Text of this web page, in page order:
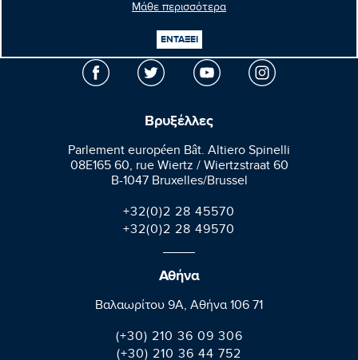
Μάθε περισσότερα
ΕΝΤΑΞΕΙ
Μανώλης
Ευρωβουλευτής
Βρυξέλλες
Parlement européen Bât. Altiero Spinelli
08E165 60, rue Wiertz / Wiertzstraat 60
B-1047 Bruxelles/Brussel
+32(0)2 28 45570
+32(0)2 28 49570
Αθήνα
Βαλαωρίτου 9A, Aθήνα 106 71
(+30) 210 36 09 306
(+30) 210 36 44 752